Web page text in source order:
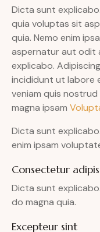
Dicta sunt
quia voluptas sit
quia. Nemo enim
aspernatur aut odit
explicabo.
incididunt ut labore
veniam quis
magna ipsam
Dicta sunt
enim ipsam
Consectetur adipis
Dicta sunt
do magna quia.
Excepteur sint